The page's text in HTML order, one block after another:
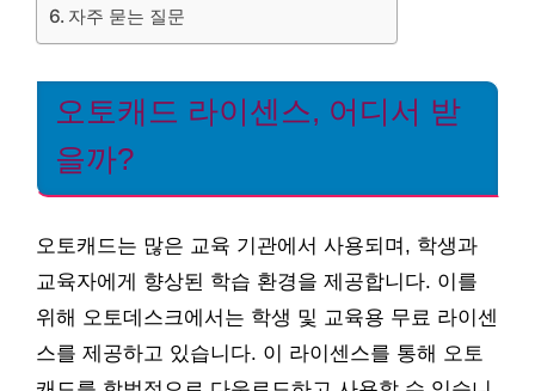
자주 묻는 질문
오토캐드 라이센스, 어디서 받
을까?
오토캐드는 많은 교육 기관에서 사용되며, 학생과
교육자에게 향상된 학습 환경을 제공합니다. 이를
위해 오토데스크에서는 학생 및 교육용 무료 라이센
스를 제공하고 있습니다. 이 라이센스를 통해 오토